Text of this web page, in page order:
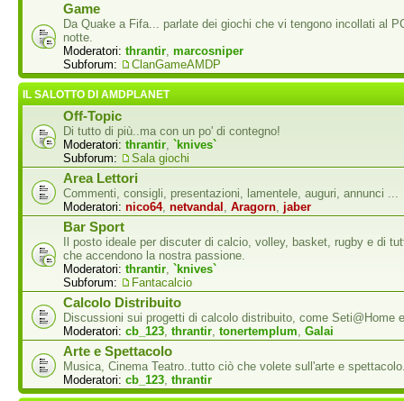
Game
Da Quake a Fifa... parlate dei giochi che vi tengono incollati al
notte.
Moderatori: thrantir, marcosniper
Subforum:
ClanGameAMDP
IL SALOTTO DI AMDPLANET
Off-Topic
Di tutto di più..ma con un po' di contegno!
Moderatori: thrantir, `knives`
Subforum:
Sala giochi
Area Lettori
Commenti, consigli, presentazioni, lamentele, auguri, annunci ...
Moderatori: nico64, netvandal , Aragorn, jaber
Bar Sport
Il posto ideale per discuter di calcio, volley, basket, rugby e di
che accendono la nostra passione.
Moderatori: thrantir, `knives`
Subforum:
Fantacalcio
Calcolo Distribuito
Discussioni sui progetti di calcolo distribuito, come Seti@Home
Moderatori: cb_123, thrantir, tonertemplum, Galai
Arte e Spettacolo
Musica, Cinema Teatro..tutto ciò che volete sull'arte e
Moderatori: cb_123, thrantir